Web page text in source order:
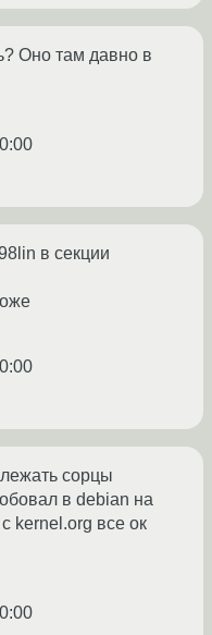
Оно там давно в
в секции
сорцы
в debian на
kernel.org все ок